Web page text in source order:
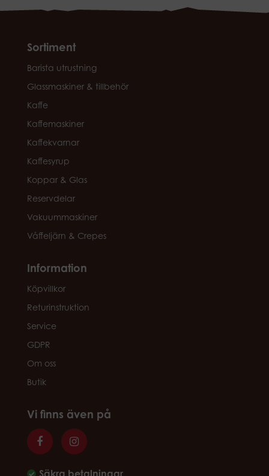
Sortiment
Barista utrustning
Glassmaskiner & tillbehör
Kaffe
Kaffemaskiner
Kaffekvarnar
Kaffesyrup
Koppar & Glas
Reservdelar
Vakuummaskiner
Våffeljärn & Crepes
Information
Köpvillkor
Returinstruktion
Service
GDPR
Om oss
Butik
Vi finns även på
Säkra betalningar